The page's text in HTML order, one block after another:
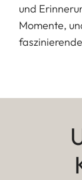
und
Momente,